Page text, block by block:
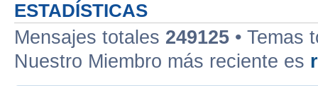
ESTADÍSTICAS
Mensajes totales 249125 • Temas
Nuestro Miembro más reciente es